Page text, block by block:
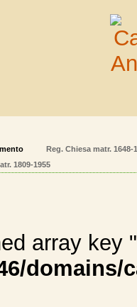
Reg. Chiesa matr. 1648-
1809-1955
array key